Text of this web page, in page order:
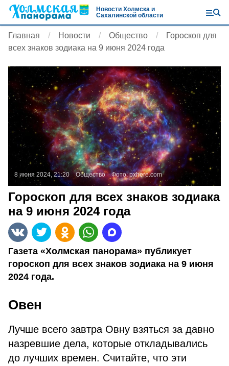
Новости Холмска и
Сахалинской области
Главная Новости Общество
Гороскоп для
всех знаков зодиака на 9 июня 2024 года
8 июня 2024, 21:20 Общество Фото:pxhere.com
Гороскоп для всех знаков зодиака
на 9 июня 2024 года
Газета «Холмская панорама» публикует
гороскоп для всех знаков зодиака на 9 июня
2024 года.
Овен
Лучше всего завтра Овну взяться за давно
назревшие дела, которые откладывались
до лучших времен. Считайте, что эти